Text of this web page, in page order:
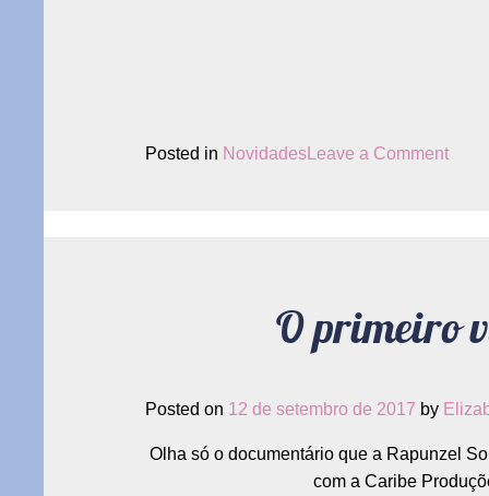
Posted in NovidadesLeave a Commenton
O primeiro
Posted on 12 de setembro de 2017 by
Olha só o documentário que a Rapunzel
com a Caribe